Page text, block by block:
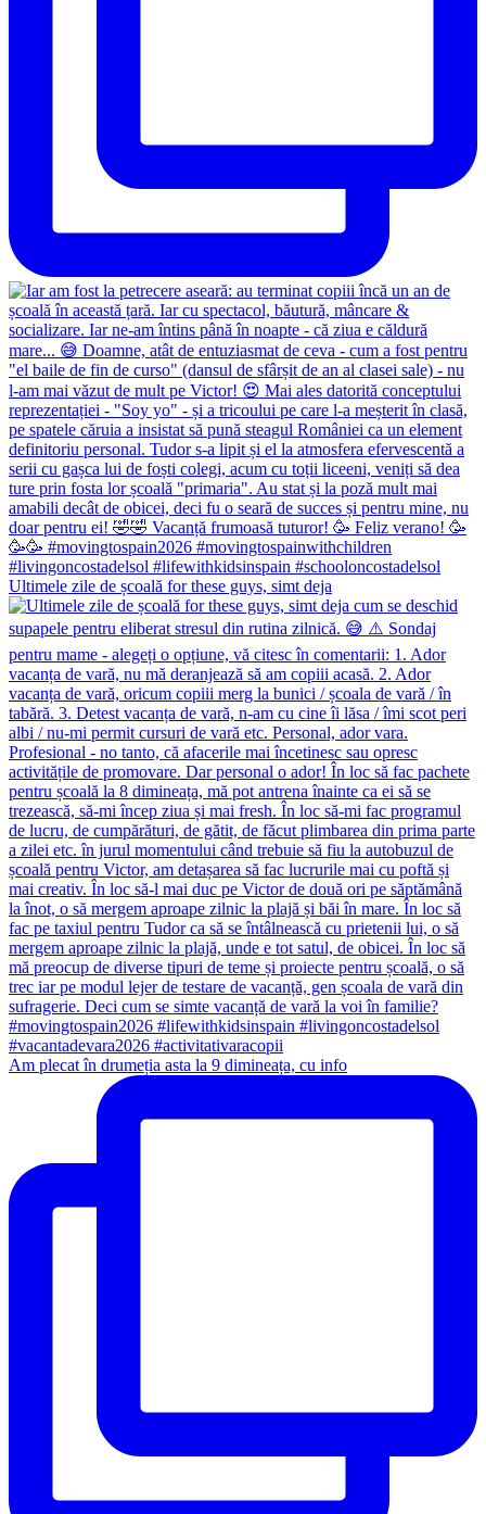
Ultimele zile de școală for these guys, simt deja
Am plecat în drumeția asta la 9 dimineața, cu info